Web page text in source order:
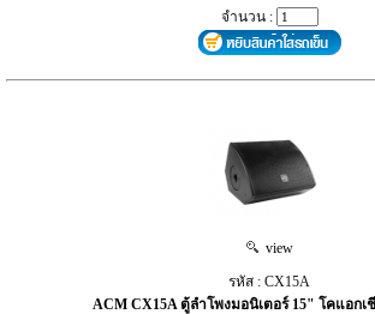
จำนวน :
view
รหัส : CX15A
ACM CX15A ตู้ลำโพงมอนิเตอร์ 15" โคแอกเ